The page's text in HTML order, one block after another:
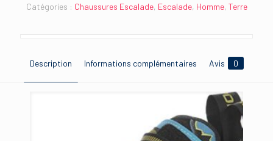
Catégories : Chaussures Escalade, Escalade, Homme, Terre
Description Informations complémentaires Avis 0